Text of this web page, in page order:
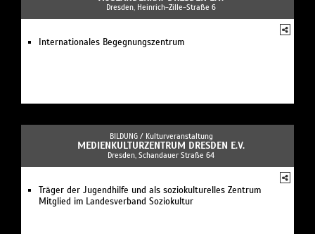
Dresden, Heinrich-Zille-Straße 6
Internationales Begegnungszentrum
BILDUNG / Kulturveranstaltung
MEDIENKULTURZENTRUM DRESDEN E.V.
Dresden, Schandauer Straße 64
Träger der Jugendhilfe und als soziokulturelles Zentrum
Mitglied im Landesverband Soziokultur